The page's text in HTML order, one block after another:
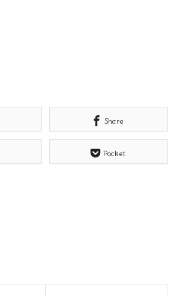
Share
Pocket